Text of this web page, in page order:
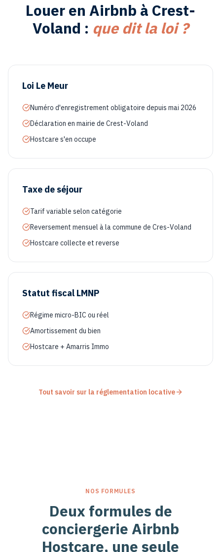
Louer en Airbnb à Crest-
Voland : que dit la loi ?
Loi Le Meur
Numéro d'enregistrement obligatoire depuis mai 2026
Déclaration en mairie de Crest-Voland
Hostcare s'en occupe
Taxe de séjour
Tarif variable selon catégorie
Reversement mensuel à la commune de Cres-Voland
Hostcare collecte et reverse
Statut fiscal LMNP
Régime micro-BIC ou réel
Amortissement du bien
Hostcare + Amarris Immo
Tout savoir sur la réglementation locative
NOS FORMULES
Deux formules de
conciergerie Airbnb
Hostcare, une seule